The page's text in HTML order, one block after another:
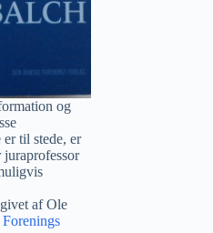
og
til stede, er
juraprofessor
af Ole